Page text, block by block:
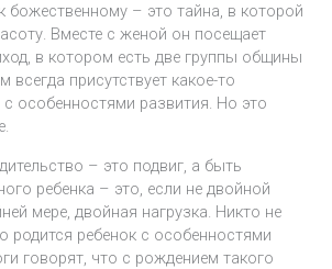
божественному – это тайна, в которой
Вместе с женой он посещает
в котором есть две группы общины
всегда присутствует какое-то
особенностями развития. Но это
– это подвиг, а быть
ребенка – это, если не двойной
мере, двойная нагрузка. Никто не
родится ребенок с особенностями
говорят, что с рождением такого